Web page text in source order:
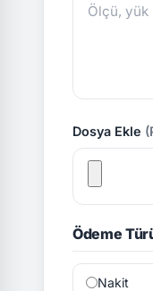
Dosya Ekle
Ödeme
Nakit